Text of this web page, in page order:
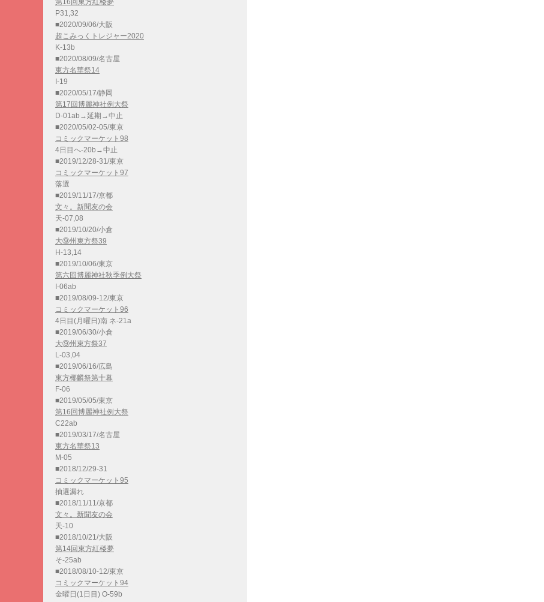
第16回東方紅楼夢
P31,32
■2020/09/06/大阪
超こみっくトレジャー2020
K-13b
■2020/08/09/名古屋
東方名華祭14
I-19
■2020/05/17/静岡
第17回博麗神社例大祭
D-01ab→延期→中止
■2020/05/02-05/東京
コミックマーケット98
4日目へ-20b→中止
■2019/12/28-31/東京
コミックマーケット97
落選
■2019/11/17/京都
文々。新聞友の会
天-07,08
■2019/10/20/小倉
大⑨州東方祭39
H-13,14
■2019/10/06/東京
第六回博麗神社秋季例大祭
I-06ab
■2019/08/09-12/東京
コミックマーケット96
4日目(月曜日)南 ネ-21a
■2019/06/30/小倉
大⑨州東方祭37
L-03,04
■2019/06/16/広島
東方椰麟祭第十幕
F-06
■2019/05/05/東京
第16回博麗神社例大祭
C22ab
■2019/03/17/名古屋
東方名華祭13
M-05
■2018/12/29-31
コミックマーケット95
抽選漏れ
■2018/11/11/京都
文々。新聞友の会
天-10
■2018/10/21/大阪
第14回東方紅楼夢
そ-25ab
■2018/08/10-12/東京
コミックマーケット94
金曜日(1日目) O-59b